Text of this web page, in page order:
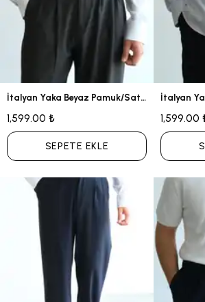
İtalyan Yaka Beyaz Pamuk/Saten Gömlek
1,599.00 ₺
SEPETE EKLE
1,599.00